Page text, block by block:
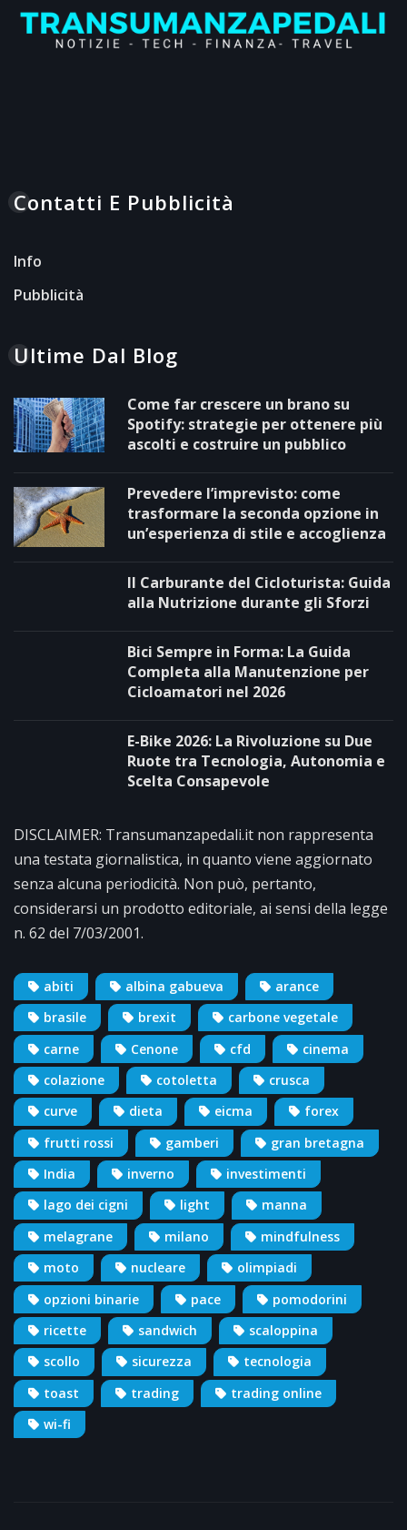
Contatti E Pubblicità
Info
Pubblicità
Ultime Dal Blog
Come far crescere un brano su
Spotify: strategie per ottenere più
ascolti e costruire un pubblico
Prevedere l’imprevisto: come
trasformare la seconda opzione in
un’esperienza di stile e accoglienza
Il Carburante del Cicloturista: Guida
alla Nutrizione durante gli Sforzi
Bici Sempre in Forma: La Guida
Completa alla Manutenzione per
Cicloamatori nel 2026
E-Bike 2026: La Rivoluzione su Due
Ruote tra Tecnologia, Autonomia e
Scelta Consapevole
DISCLAIMER: Transumanzapedali.it non rappresenta
una testata giornalistica, in quanto viene aggiornato
senza alcuna periodicità. Non può, pertanto,
considerarsi un prodotto editoriale, ai sensi della legge
n. 62 del 7/03/2001.
abiti albina gabueva
arance
brasile
brexit
carbone vegetale
carne
Cenone cfd
cinema
colazione
cotoletta
crusca
curve
dieta eicma
forex
frutti rossi
gamberi
gran bretagna
India
inverno
investimenti
lago dei cigni
light
manna
melagrane
milano
mindfulness
moto
nucleare
olimpiadi
opzioni binarie
pace
pomodorini
ricette
sandwich
scaloppina
scollo
sicurezza
tecnologia
toast
trading
trading online
wi-fi